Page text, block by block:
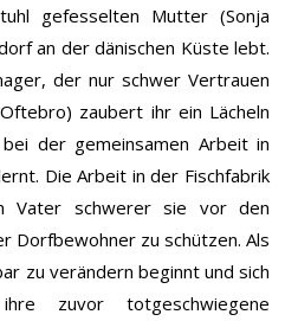
gefesselten Mutter (Sonja
an der dänischen Küste lebt.
der nur schwer Vertrauen
zaubert ihr ein Lächeln
der gemeinsamen Arbeit in
Die Arbeit in der Fischfabrik
Vater schwerer sie vor den
Dorfbewohner zu schützen. Als
zu verändern beginnt und sich
zuvor totgeschwiegene